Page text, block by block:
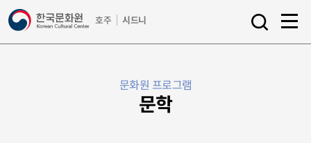
호주
시드니
a
l
l
문화원 프로그램
문학